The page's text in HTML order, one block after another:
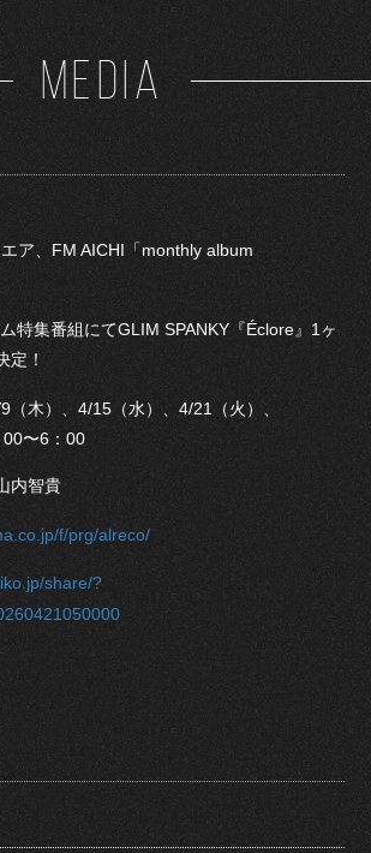
MEDIA
ア、FM AICHI「monthly album
特集番組にてGLIM SPANKY『Éclore』1ヶ
定！
（木）、4/15（水）、4/21（火）、
〜6：00
内智貴
f/prg/alreco/
share/?